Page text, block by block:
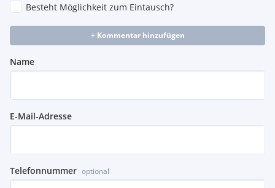
Besteht Möglichkeit zum Eintausch?
+ Kommentar hinzufügen
Name
E-Mail-Adresse
Telefonnummer optional